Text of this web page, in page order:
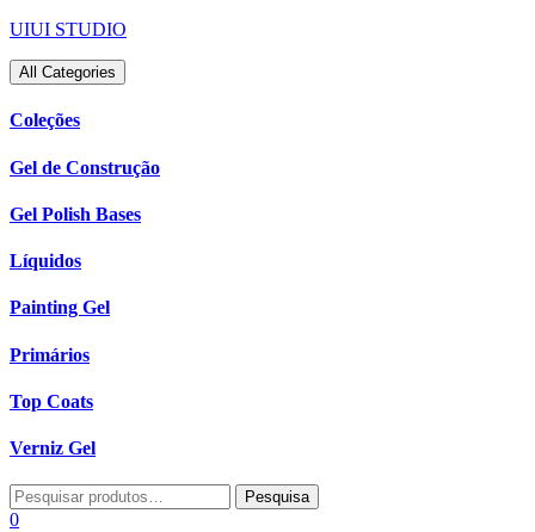
Skip
content
UIUI STUDIO
All Categories
Coleções
Gel de Construção
Gel Polish Bases
Líquidos
Painting Gel
Primários
Top Coats
Verniz Gel
Pesquisar
por:
Pesquisa
0